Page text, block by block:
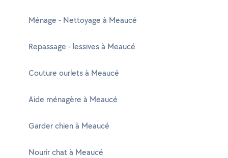
Ménage - Nettoyage à Meaucé
Repassage - lessives à Meaucé
Couture ourlets à Meaucé
Aide ménagère à Meaucé
Garder chien à Meaucé
Nourir chat à Meaucé